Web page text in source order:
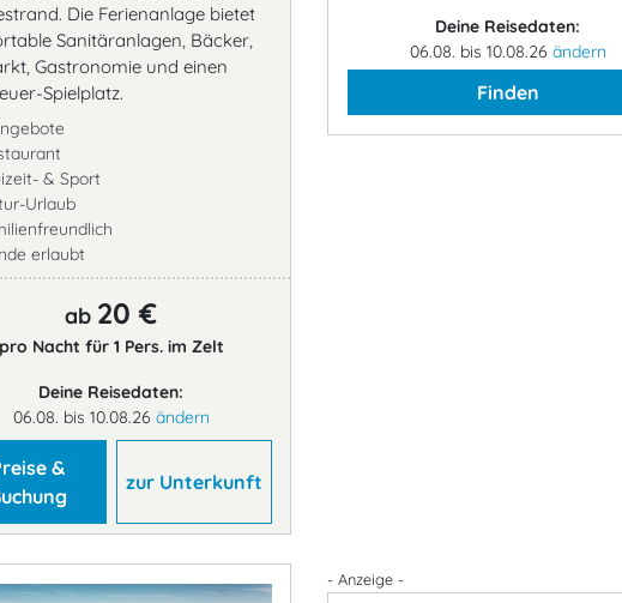
Die Ferienanlage bietet
Sanitäranlagen, Bäcker,
Gastronomie und einen
Spielplatz.
& Sport
Urlaub
erlaubt
ab 20 €
pro Nacht für 1 Pers. im Zelt
Deine Reisedaten:
06.08. bis 10.08.26 ändern
&
zur Unterkunft
Deine Reisedaten:
06.08. bis 10.08.26 ändern
Finden
- Anzeige -